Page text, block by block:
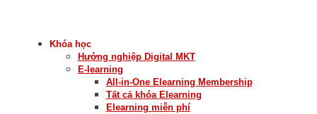
Khóa học
Hướng nghiệp Digital MKT
E-learning
All-in-One Elearning Membership
Tất cả khóa Elearning
Elearning miễn phí